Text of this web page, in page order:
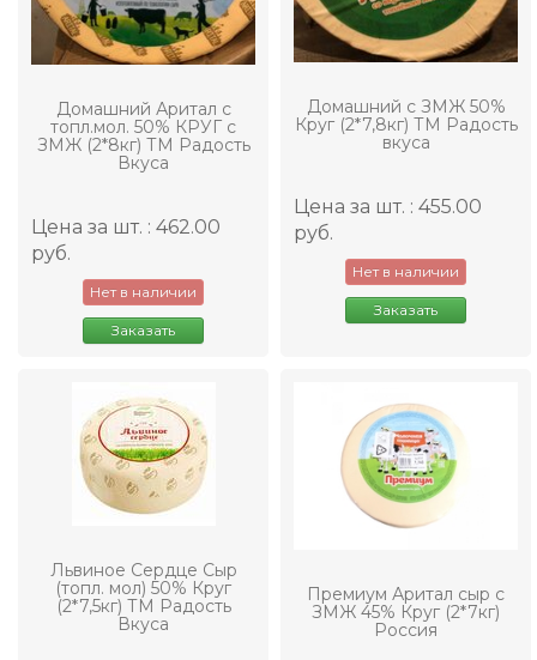
Домашний Аритал с
топл.мол. 50% КРУГ с
ЗМЖ (2*8кг) ТМ Радость
Вкуса
Цена за шт. : 462.00
руб.
Нет в наличии
Заказать
Домашний с ЗМЖ 50%
Круг (2*7,8кг) ТМ Радость
вкуса
Цена за шт. : 455.00
руб.
Нет в наличии
Заказать
Львиное Сердце Сыр
(топл. мол) 50% Круг
(2*7,5кг) ТМ Радость
Вкуса
Премиум Аритал сыр с
ЗМЖ 45% Круг (2*7кг)
Россия